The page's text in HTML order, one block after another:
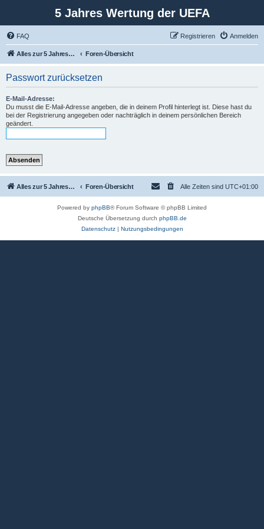
5 Jahres Wertung der UEFA
FAQ Anmelden
Registrieren
Alles zur 5 Jahreswertung / Tabelle der UEFA mit vielen Statistiken. Foren-Übersicht
Passwort zurücksetzen
E-Mail-Adresse:
Du musst die E-Mail-Adresse angeben, die in deinem Profil hinterlegt ist. Diese hast du
bei der Registrierung angegeben oder nachträglich in deinem persönlichen Bereich
geändert.
Alles zur 5 Jahreswertung / Tabelle der UEFA mit vielen Statistiken. Foren-Übersicht Alle Zeiten sind UTC+01:00
Powered by phpBB® Forum Software © phpBB Limited
Deutsche Übersetzung durch phpBB.de
Datenschutz| Nutzungsbedingungen